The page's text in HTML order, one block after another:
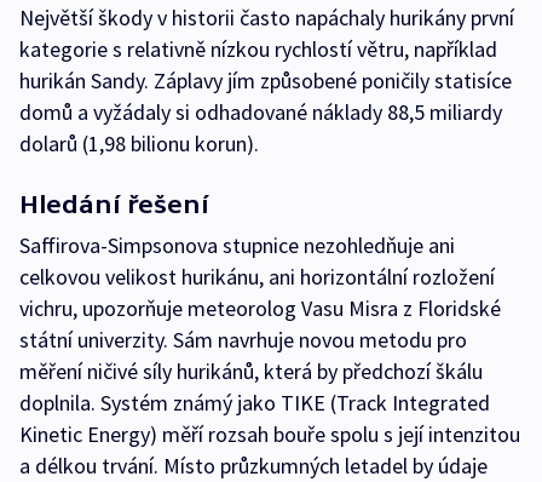
Největší škody v historii často napáchaly hurikány první
kategorie s relativně nízkou rychlostí větru, například
hurikán Sandy. Záplavy jím způsobené poničily statisíce
domů a vyžádaly si odhadované náklady 88,5 miliardy
dolarů (1,98 bilionu korun).
Hledání řešení
Saffirova-Simpsonova stupnice nezohledňuje ani
celkovou velikost hurikánu, ani horizontální rozložení
vichru, upozorňuje meteorolog Vasu Misra z Floridské
státní univerzity. Sám navrhuje novou metodu pro
měření ničivé síly hurikánů, která by předchozí škálu
doplnila. Systém známý jako TIKE (Track Integrated
Kinetic Energy) měří rozsah bouře spolu s její intenzitou
a délkou trvání. Místo průzkumných letadel by údaje